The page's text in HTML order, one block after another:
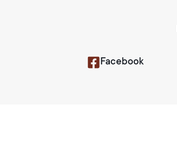
Facebook